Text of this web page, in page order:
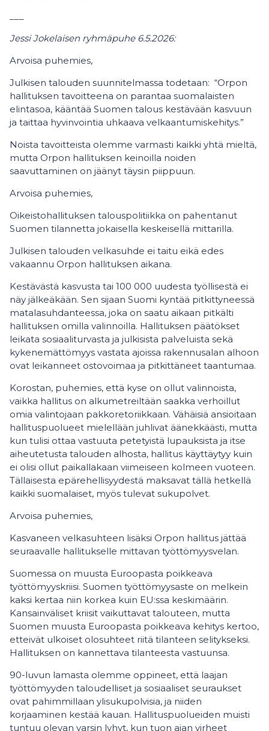
Jessi Jokelaisen ryhmäpuhe 6.5.2026:
Arvoisa puhemies,
Julkisen talouden suunnitelmassa todetaan: “Orpon
hallituksen tavoitteena on parantaa suomalaisten
elintasoa, kääntää Suomen talous kestävään kasvuun
ja taittaa hyvinvointia uhkaava velkaantumiskehitys.”
Noista tavoitteista olemme varmasti kaikki yhtä mieltä,
mutta Orpon hallituksen keinoilla noiden
saavuttaminen on jäänyt täysin piippuun.
Arvoisa puhemies,
Oikeistohallituksen talouspolitiikka on pahentanut
Suomen tilannetta jokaisella keskeisellä mittarilla.
Julkisen talouden velkasuhde ei taitu eikä edes
vakaannu Orpon hallituksen aikana.
Kestävästä kasvusta tai 100 000 uudesta työllisestä ei
näy jälkeäkään. Sen sijaan Suomi kyntää pitkittyneessä
matalasuhdanteessa, joka on saatu aikaan pitkälti
hallituksen omilla valinnoilla. Hallituksen päätökset
leikata sosiaaliturvasta ja julkisista palveluista sekä
kykenemättömyys vastata ajoissa rakennusalan alhoon
ovat leikanneet ostovoimaa ja pitkittäneet taantumaa.
Korostan, puhemies, että kyse on ollut valinnoista,
vaikka hallitus on alkumetreiltään saakka verhoillut
omia valintojaan pakkoretoriikkaan. Vähäisiä ansioitaan
hallituspuolueet mielellään juhlivat äänekkäästi, mutta
kun tulisi ottaa vastuuta petetyistä lupauksista ja itse
aiheutetusta talouden alhosta, hallitus käyttäytyy kuin
ei olisi ollut paikallakaan viimeiseen kolmeen vuoteen.
Tällaisesta epärehellisyydestä maksavat tällä hetkellä
kaikki suomalaiset, myös tulevat sukupolvet.
Arvoisa puhemies,
Kasvaneen velkasuhteen lisäksi Orpon hallitus jättää
seuraavalle hallitukselle mittavan työttömyysvelan.
Suomessa on muusta Euroopasta poikkeava
työttömyyskriisi. Suomen työttömyysaste on melkein
kaksi kertaa niin korkea kuin EU:ssa keskimäärin.
Kansainväliset kriisit vaikuttavat talouteen, mutta
Suomen muusta Euroopasta poikkeava kehitys kertoo,
etteivät ulkoiset olosuhteet riitä tilanteen selitykseksi.
Hallituksen on kannettava tilanteesta vastuunsa.
90-luvun lamasta olemme oppineet, että laajan
työttömyyden taloudelliset ja sosiaaliset seuraukset
ovat pahimmillaan ylisukupolvisia, ja niiden
korjaaminen kestää kauan. Hallituspuolueiden muisti
tuntuu olevan varsin lyhyt, kun tuon ajan virheet